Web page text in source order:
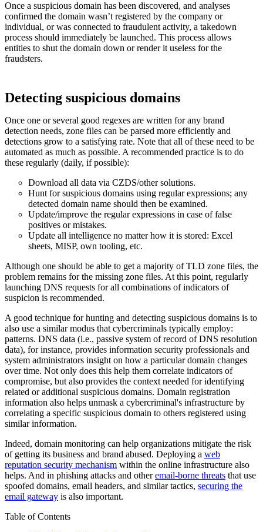
Once a suspicious domain has been discovered, and analyses
confirmed the domain wasn’t registered by the company or
individual, or was connected to fraudulent activity, a takedown
process should immediately be launched. This process allows
entities to shut the domain down or render it useless for the
fraudsters.
Detecting suspicious domains
Once one or several good regexes are written for any brand
detection needs, zone files can be parsed more efficiently and
detections grow to a satisfying rate. Note that all of these need to be
automated as much as possible. A recommended practice is to do
these regularly (daily, if possible):
Download all data via CZDS/other solutions.
Hunt for suspicious domains using regular expressions; any
detected domain name should then be examined.
Update/improve the regular expressions in case of false
positives or mistakes.
Update all intelligence no matter how it is stored: Excel
sheets, MISP, own tooling, etc.
Although one should be able to get a majority of TLD zone files, the
problem remains for the missing zone files. At this point, regularly
launching DNS requests for all combinations of indicators of
suspicion is recommended.
A good technique for hunting and detecting suspicious domains is to
also use a similar modus that cybercriminals typically employ:
patterns. DNS data (i.e., passive system of record of DNS resolution
data), for instance, provides information security professionals and
system administrators insight on how a particular domain changes
over time. Not only does this help them correlate indicators of
compromise, but also provides the context needed for identifying
related or additional suspicious domains. Domain registration
information also helps unmask a cybercriminal's infrastructure by
correlating a specific suspicious domain to others registered using
similar information.
Indeed, domain monitoring can help organizations mitigate the risk
of getting its business and brand abused. Deploying a web
reputation security mechanism within the online infrastructure also
helps. And in phishing attacks and otheremail-borne threats that use
spoofed domains, email headers, and similar tactics, securing the
email gateway is also important.
Table of Contents